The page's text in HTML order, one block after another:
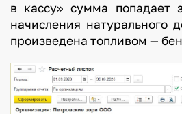
в кассу» сумма попадает
начисления натурального
произведена топливом —